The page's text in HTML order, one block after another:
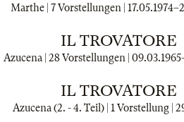
Marthe | 7 Vorstellungen | 17.05.1974–
IL TROVATORE
Azucena | 28 Vorstellungen | 09.03.1965
IL TROVATORE
Azucena (2. - 4. Teil) | 1 Vorstellung |